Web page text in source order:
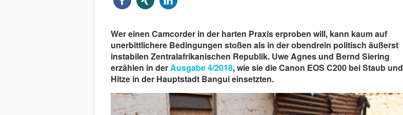
Wer einen Camcorder in der harten Praxis erproben will, kann kaum auf
unerbittlichere Bedingungen stoßen als in der obendrein politisch äußerst
instabilen Zentralafrikanischen Republik. Uwe Agnes und Bernd Siering
erzählen in derAusgabe 4/2018, wie sie die Canon EOS C200 bei Staub und
Hitze in der Hauptstadt Bangui einsetzten.